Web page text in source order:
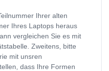
Ihrer alten
Ihres Laptops heraus
vergleichen Sie es mit
Zweitens, bitte
mit unsren
dass Ihre Formen